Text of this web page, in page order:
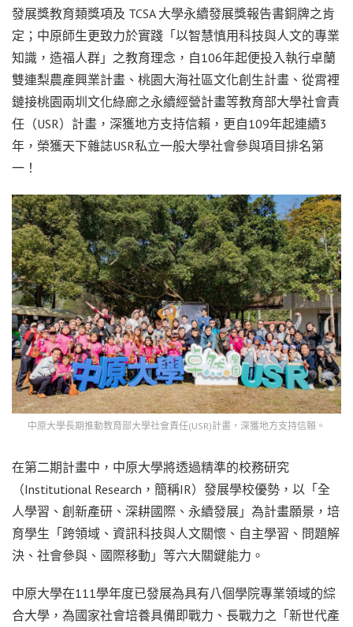
發展獎教育類獎項及 TCSA 大學永續發展獎報告書銅牌之肯
定；中原師生更致力於實踐「以智慧慎用科技與人文的專業
知識，造福人群」之教育理念，自106年起便投入執行卓蘭
雙連梨農產興業計畫、桃園大海社區文化創生計畫、從霄裡
鏈接桃園兩圳文化綠廊之永續經營計畫等教育部大學社會責
任（USR）計畫，深獲地方支持信賴，更自109年起連續3
年，榮獲天下雜誌USR私立一般大學社會參與項目排名第
一！
中原大學長期推動教育部大學社會責任(USR)計畫，深獲地方支持信賴。
在第二期計畫中，中原大學將透過精準的校務研究
（Institutional Research，簡稱IR）發展學校優勢，以「全
人學習、創新產研、深耕國際、永續發展」為計畫願景，培
育學生「跨領域、資訊科技與人文關懷、自主學習、問題解
決、社會參與、國際移動」等六大關鍵能力。
中原大學在111學年度已發展為具有八個學院專業領域的綜
合大學，為國家社會培養具備即戰力、長戰力之「新世代產